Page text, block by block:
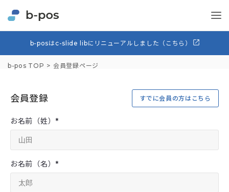
b-posはc-slide libにリニューアルしました（こちら）
b-pos TOP 会員登録ページ
会員登録 すでに会員の方はこちら
お名前（姓）*
お名前（名）*